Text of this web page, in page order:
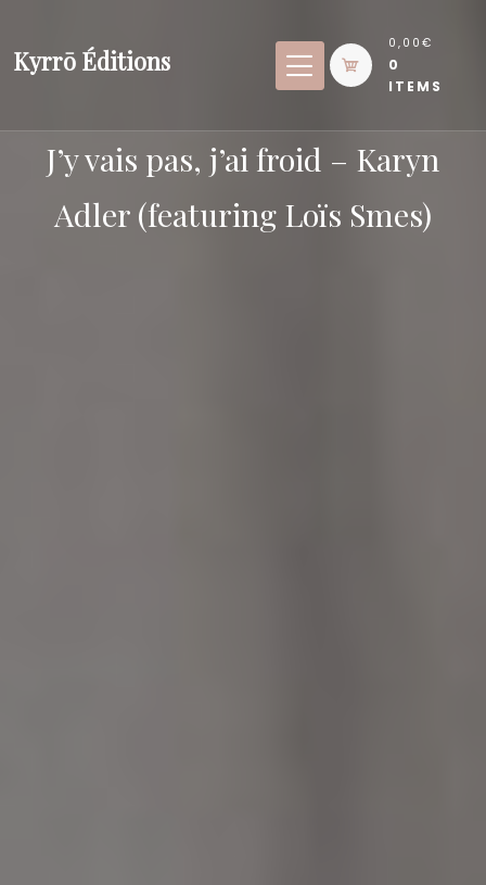
content
Kyrrō Éditions
0,00€
0
ITEMS
J’y vais pas, j’ai froid – Karyn
Adler (featuring Loïs Smes)